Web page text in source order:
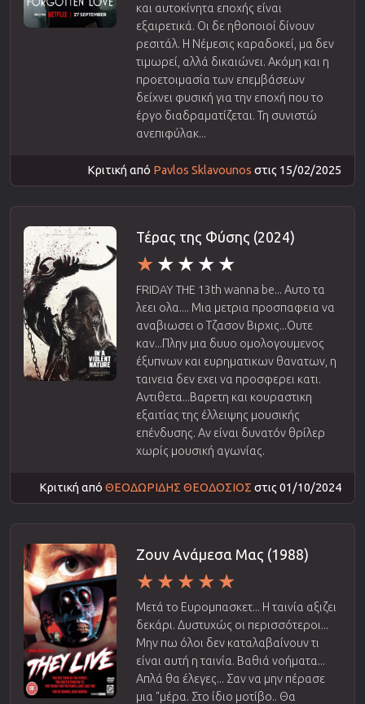
και αυτοκίνητα εποχής είναι
εξαιρετικά. Οι δε ηθοποιοί δίνουν
ρεσιτάλ. Η Νέμεσις καραδοκεί, μα δεν
τιμωρεί, αλλά δικαιώνει. Ακόμη και η
προετοιμασία των επεμβάσεων
δείχνει φυσική για την εποχή που το
έργο διαδραματίζεται. Τη συνιστώ
ανεπιφύλακ...
Κριτική από Pavlos Sklavounos στις 15/02/2025
Τέρας της Φύσης (2024)
FRIDAY THE 13th wanna be... Αυτο τα
λεει ολα.... Μια μετρια προσπαφεια να
αναβιωσει ο Τζασον Βιρχις...Ουτε
καν...Πλην μια δυυο ομολογουμενος
έξυπνων και ευρηματικων θανατων, η
ταινεια δεν εχει να προσφερει κατι.
Αντιθετα...Βαρετη και κουραστικη
εξαιτίας της έλλειψης μουσικής
επένδυσης. Αν είναι δυνατόν θρίλερ
χωρίς μουσική αγωνίας.
Κριτική από ΘΕΟΔΩΡΙΔΗΣ ΘΕΟΔΟΣΙΟΣ στις 01/10/2024
Ζουν Ανάμεσα Μας (1988)
Μετά το Ευρομπασκετ... Η ταινία αξιζει
δεκάρι. Δυστυχώς οι περισσότεροι...
Μην πω όλοι δεν καταλαβαίνουν τι
είναι αυτή η ταινία. Βαθιά νοήματα...
Απλά θα έλεγες... Σαν να μην πέρασε
μια "μέρα. Στο ίδιο μοτίβο.. Θα